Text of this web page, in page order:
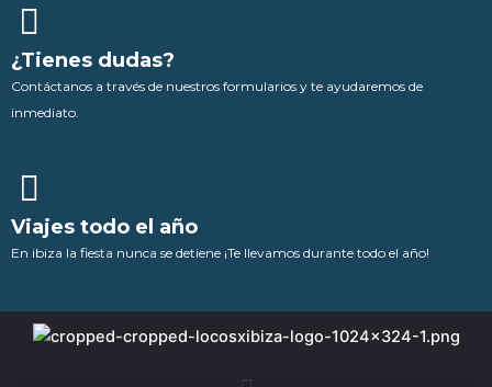
¿Tienes dudas?
Contáctanos a través de nuestros formularios y te ayudaremos de
inmediato.
Viajes todo el año
En ibiza la fiesta nunca se detiene ¡Te llevamos durante todo el año!